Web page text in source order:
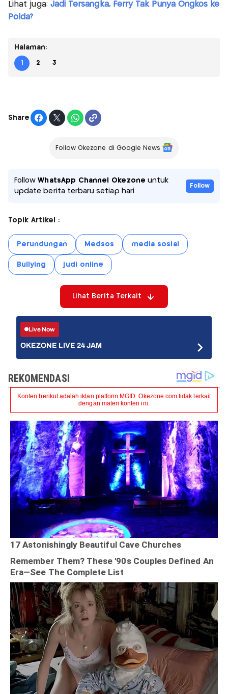
Lihat juga: Jadi Tersangka, Ferry Tak Punya Ongkos ke
Polda?
Halaman:
1 2 3
Share
Follow Okezone di Google News
FollowWhatsApp Channel Okezone untuk
update berita terbaru setiap hari
Follow
Topik Artikel :
Perundungan Medsos media sosial
Bullying judi online
Lihat Berita Terkait
Live Now
OKEZONE LIVE 24 JAM